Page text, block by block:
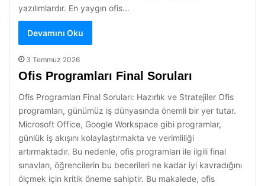
yazılımlardır. En yaygın ofis…
Devamını Oku
3 Temmuz 2026
Ofis Programları Final Soruları
Ofis Programları Final Soruları: Hazırlık ve Stratejiler Ofis
programları, günümüz iş dünyasında önemli bir yer tutar.
Microsoft Office, Google Workspace gibi programlar,
günlük iş akışını kolaylaştırmakta ve verimliliği
artırmaktadır. Bu nedenle, ofis programları ile ilgili final
sınavları, öğrencilerin bu becerileri ne kadar iyi kavradığını
ölçmek için kritik öneme sahiptir. Bu makalede, ofis